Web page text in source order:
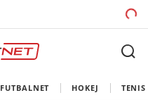
FUTBALNET HOKEJ TENIS